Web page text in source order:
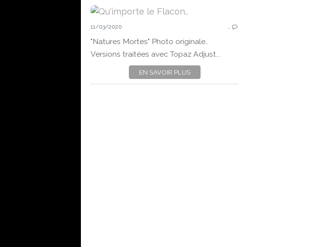
11/03/2020 …
"Natures Mortes" Photo originale..
Versions traitées avec Topaz Adjust...
EN SAVOIR PLUS